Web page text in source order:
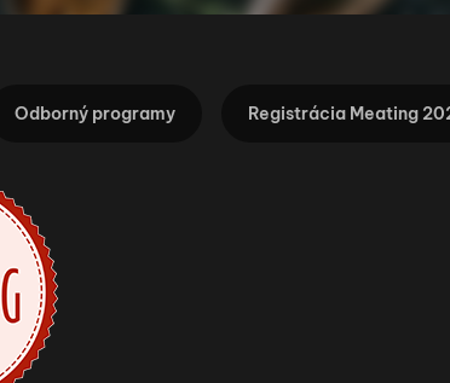
Odborný programy Registrácia Meating